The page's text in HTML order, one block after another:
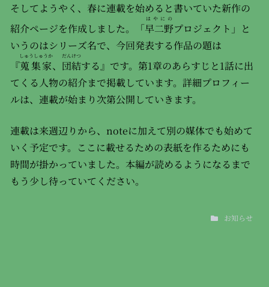
そしてようやく、春に連載を始めると書いていた新作の
紹介ページを作成しました。「早二野
はやにの
プロジェクト」と
いうのはシリーズ名で、今回発表する作品の題は
『蒐集家
しゅうしゅうか
、 団結
だんけつ
する』です。第1章のあらすじと1話に出
てくる人物の紹介まで掲載しています。詳細プロフィー
ルは、連載が始まり次第公開していきます。
連載は来週辺りから、noteに加えて別の媒体でも始めて
いく予定です。ここに載せるための表紙を作るためにも
時間が掛かっていました。本編が読めるようになるまで
もう少し待っていてください。
お知らせ